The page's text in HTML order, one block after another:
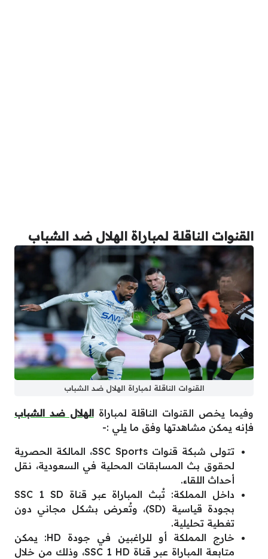
القنوات الناقلة لمباراة الهلال ضد الشباب
القنوات الناقلة لمباراة الهلال ضد الشباب
وفيما يخص القنوات الناقلة لمباراةالهلال ضد الشباب
فإنه يمكن مشاهدتها وفق ما يلي :-
تتولى شبكة قنوات SSC Sports، المالكة الحصرية
لحقوق بث المسابقات المحلية في السعودية، نقل
أحداث اللقاء.
داخل المملكة: تُبث المباراة عبر قناة SSC 1 SD
بجودة قياسية (SD)، وتُعرض بشكل مجاني دون
تغطية تحليلية.
خارج المملكة أو للراغبين في جودة HD: يمكن
متابعة المباراة عبر قناة SSC 1 HD، وذلك من خلال